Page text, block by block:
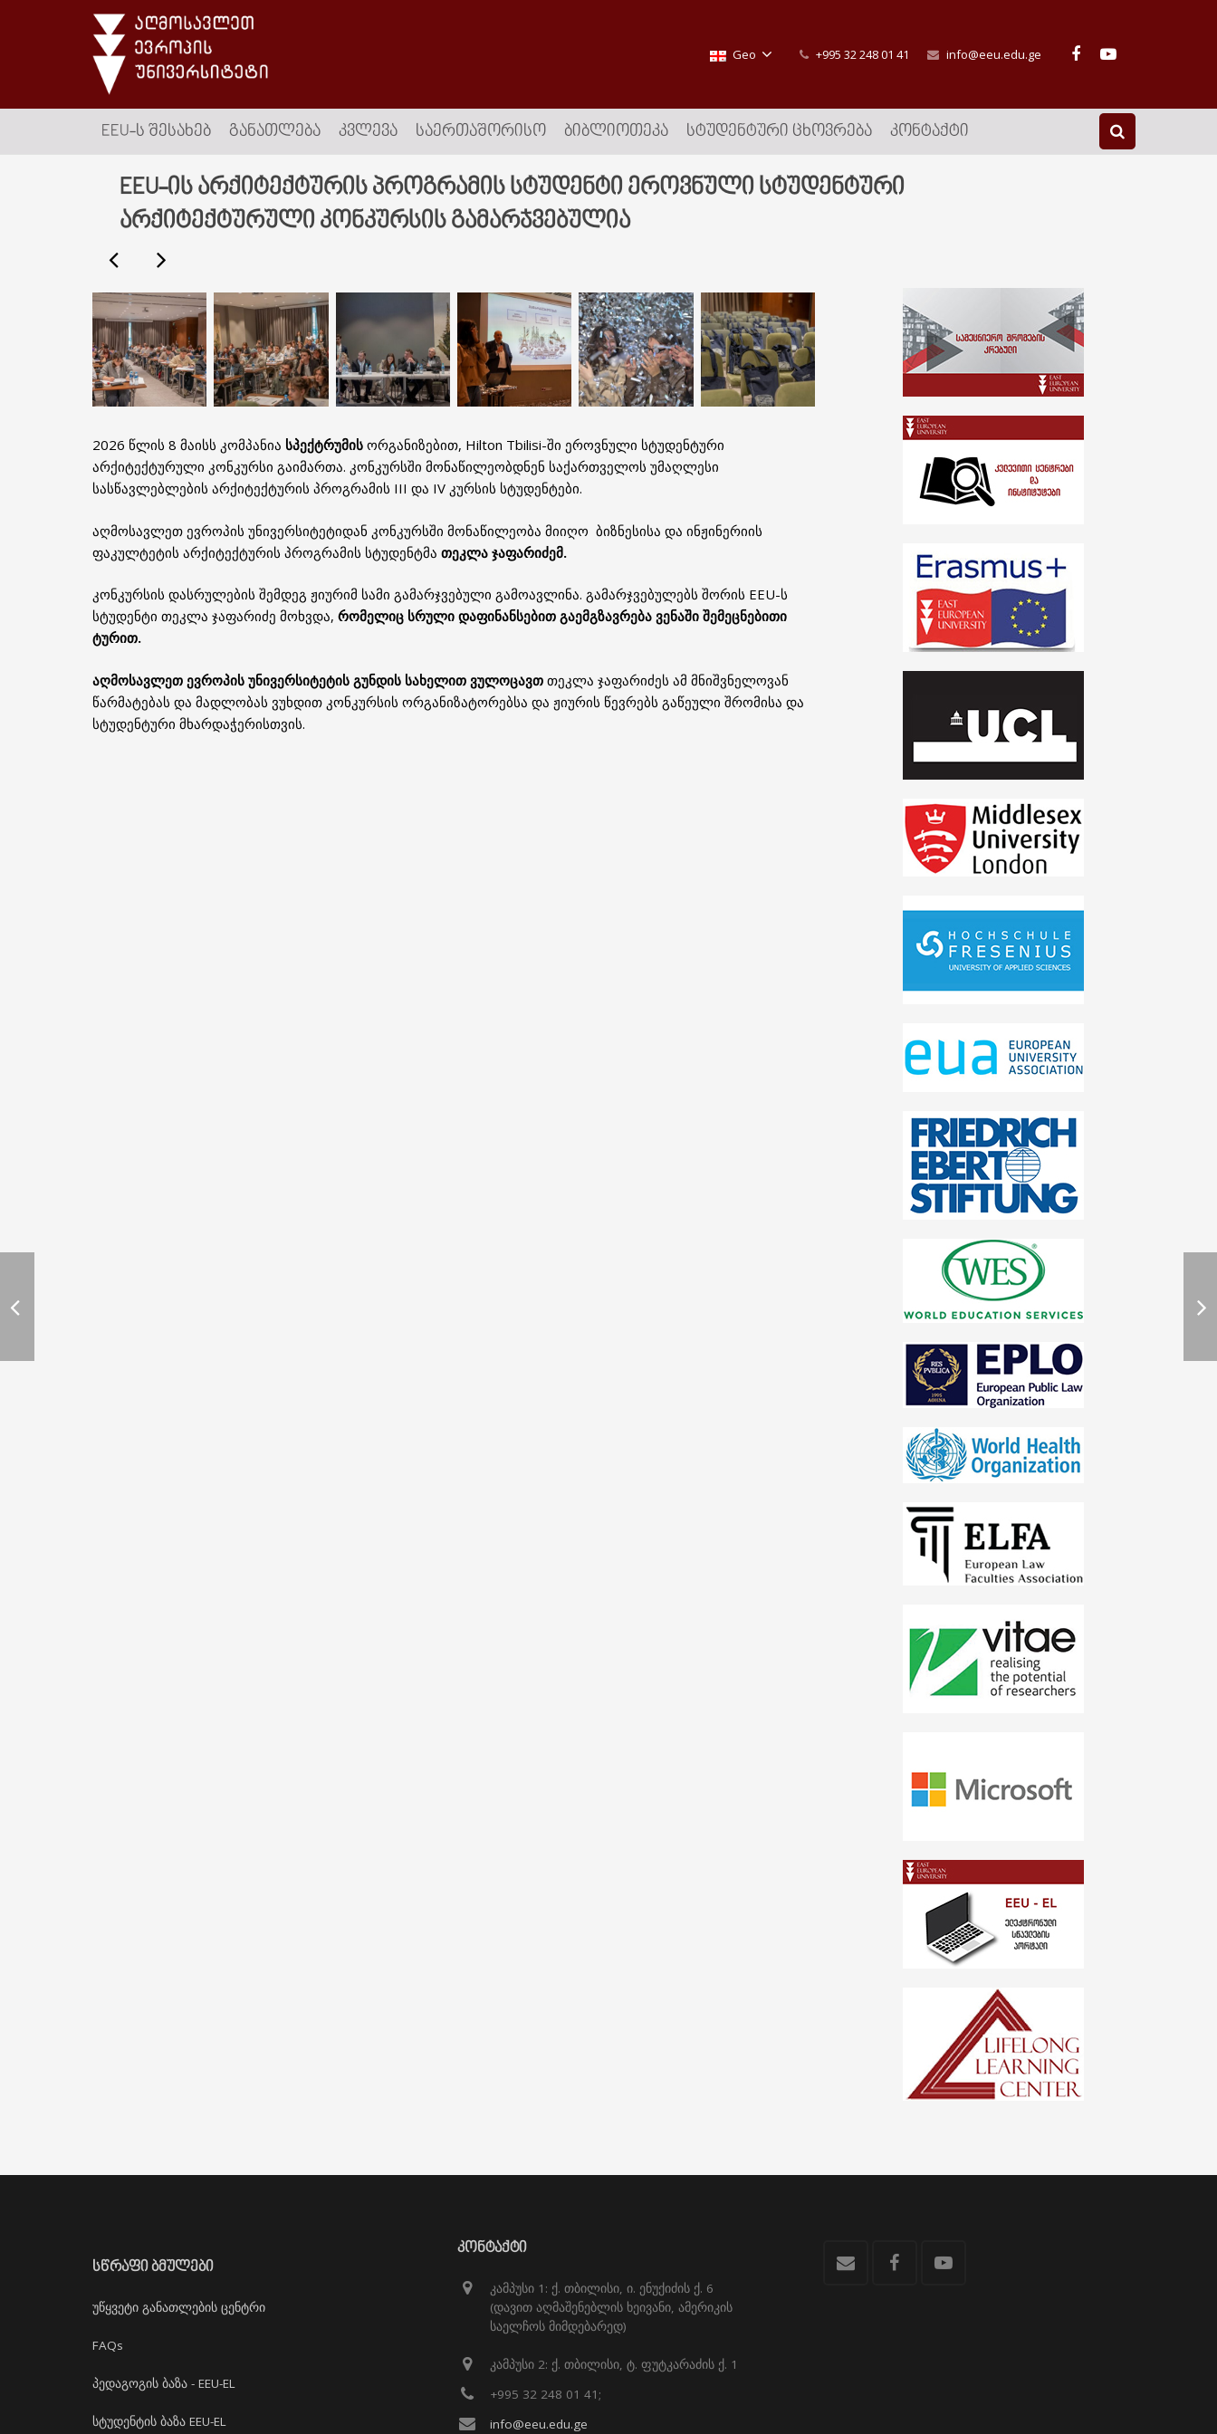
Geo +995 32 248 01 41 info@eeu.edu.ge
EEU-Ს ᲨᲔᲡᲐᲮᲔᲑ ᲒᲐᲜᲐᲗᲚᲔᲑᲐ ᲙᲕᲚᲔᲕᲐ ᲡᲐᲔᲠᲗᲐᲨᲝᲠᲘᲡᲝ ᲑᲘᲑᲚᲘᲝᲗᲔᲙᲐ ᲡᲢᲣᲓᲔᲜᲢᲣᲠᲘ ᲪᲮᲝᲕᲠᲔᲑᲐ ᲙᲝᲜᲢᲐᲥᲢᲘ
EEU-ის არქიტექტურის პროგრამის სტუდენტი ეროვნული სტუდენტური
არქიტექტურული კონკურსის გამარჯვებულია
2026 წლის 8 მაისს კომპანია სპექტრუმის ორგანიზებით, Hilton Tbilisi-ში ეროვნული სტუდენტური
არქიტექტურული კონკურსი გაიმართა. კონკურსში მონაწილეობდნენ საქართველოს უმაღლესი
სასწავლებლების არქიტექტურის პროგრამის III და IV კურსის სტუდენტები.
აღმოსავლეთ ევროპის უნივერსიტეტიდან კონკურსში მონაწილეობა მიიღო ბიზნესისა და ინჟინერიის
ფაკულტეტის არქიტექტურის პროგრამის სტუდენტმა თეკლა ჯაფარიძემ.
კონკურსის დასრულების შემდეგ ჟიურიმ სამი გამარჯვებული გამოავლინა. გამარჯვებულებს შორის EEU-ს
სტუდენტი თეკლა ჯაფარიძე მოხვდა, რომელიც სრული დაფინანსებით გაემგზავრება ვენაში შემეცნებითი
ტურით.
აღმოსავლეთ ევროპის უნივერსიტეტის გუნდის სახელით ვულოცავთ თეკლა ჯაფარიძეს ამ მნიშვნელოვან
წარმატებას და მადლობას ვუხდით კონკურსის ორგანიზატორებსა და ჟიურის წევრებს გაწეული შრომისა და
სტუდენტური მხარდაჭერისთვის.
ᲡᲬᲠᲐᲤᲘ ᲑᲛᲣᲚᲔᲑᲘ
უწყვეტი განათლების ცენტრი
FAQs
პედაგოგის ბაზა - EEU-EL
სტუდენტის ბაზა EEU-EL
ᲙᲝᲜᲢᲐᲥᲢᲘ
კამპუსი 1: ქ. თბილისი, ი. ენუქიძის ქ. 6
(დავით აღმაშენებლის ხეივანი, ამერიკის
საელჩოს მიმდებარედ)
კამპუსი 2: ქ. თბილისი, ტ. ფუტკარაძის ქ. 1
+995 32 248 01 41;
info@eeu.edu.ge